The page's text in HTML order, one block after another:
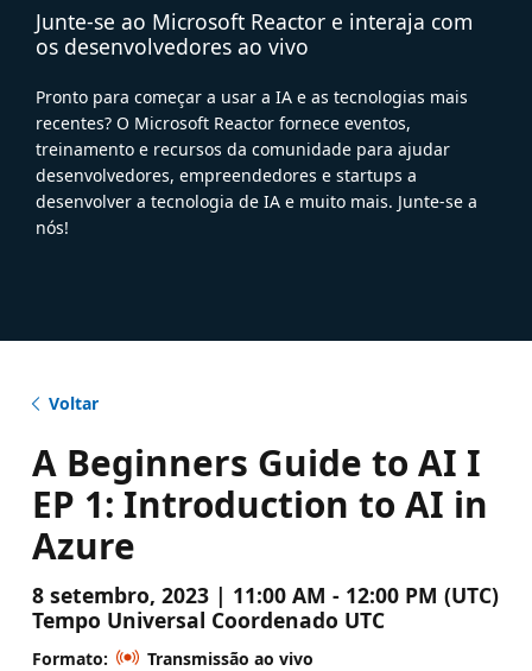
Junte-se ao Microsoft Reactor e interaja com
os desenvolvedores ao vivo
Pronto para começar a usar a IA e as tecnologias mais
recentes? O Microsoft Reactor fornece eventos,
treinamento e recursos da comunidade para ajudar
desenvolvedores, empreendedores e startups a
desenvolver a tecnologia de IA e muito mais. Junte-se a
nós!
Voltar
A Beginners Guide to AI I
EP 1: Introduction to AI in
Azure
8 setembro, 2023 | 11:00 AM - 12:00 PM (UTC)
Tempo Universal Coordenado UTC
Formato:
Transmissão ao vivo